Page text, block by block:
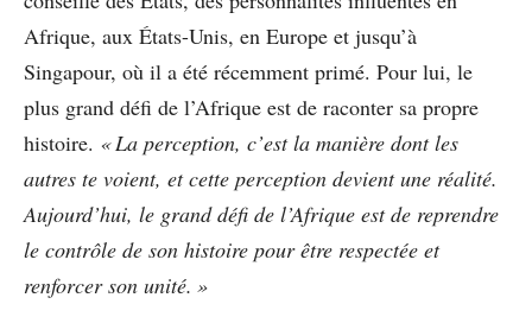
Afrique, aux États-Unis, en Europe et jusqu’à
Singapour, où il a été récemment primé. Pour lui, le
plus grand défi de l’Afrique est de raconter sa propre
histoire. « La perception, c’est la manière dont les
autres te voient, et cette perception devient une réalité.
Aujourd’hui, le grand défi de l’Afrique est de reprendre
le contrôle de son histoire pour être respectée et
renforcer son unité. »